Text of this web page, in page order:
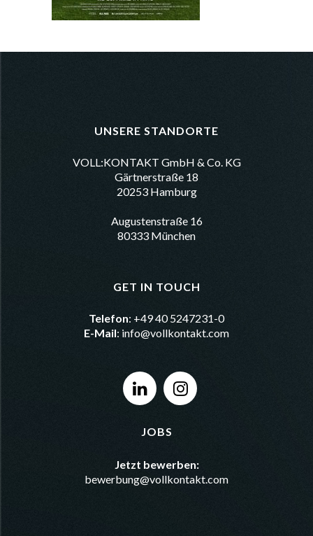
UNSERE STANDORTE
VOLL:KONTAKT GmbH & Co. KG
Gärtnerstraße 18
20253 Hamburg
Augustenstraße 16
80333 München
GET IN TOUCH
Telefon: +49 40 5247231-0
E-Mail: info@vollkontakt.com
JOBS
Jetzt bewerben:
bewerbung@vollkontakt.com